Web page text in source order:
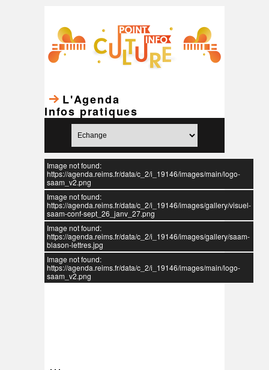
L'Agenda
Infos pratiques
Image not found:
https://agenda.reims.fr/data/c_2/i_19146/images/main/logo-
saam_v2.png
Image not found:
https://agenda.reims.fr/data/c_2/i_19146/images/gallery/visuel-
saam-conf-sept_26_janv_27.png
Image not found:
https://agenda.reims.fr/data/c_2/i_19146/images/gallery/saam-
blason-lettres.jpg
Image not found:
https://agenda.reims.fr/data/c_2/i_19146/images/main/logo-
saam_v2.png